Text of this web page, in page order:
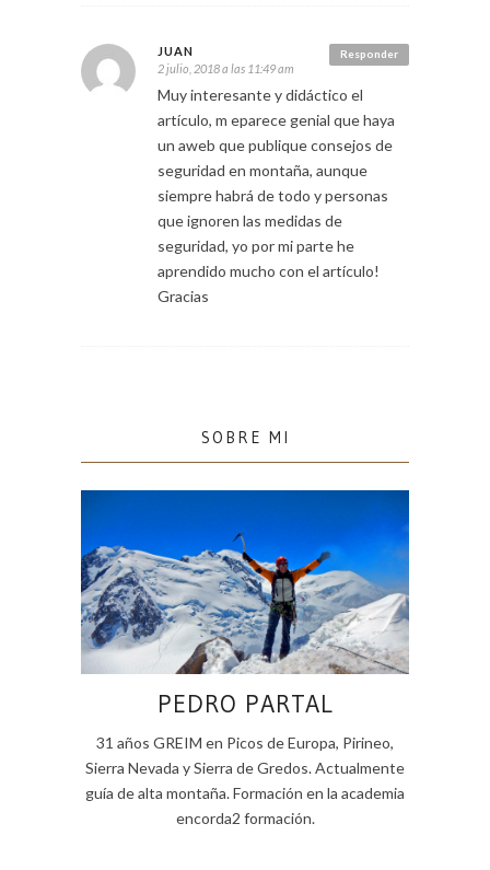
Responder
JUAN
2 julio, 2018 a las 11:49 am
Muy interesante y didáctico el
artículo, m eparece genial que haya
un aweb que publique consejos de
seguridad en montaña, aunque
siempre habrá de todo y personas
que ignoren las medidas de
seguridad, yo por mi parte he
aprendido mucho con el artículo!
Gracias
SOBRE MI
PEDRO PARTAL
31 años GREIM en Picos de Europa, Pirineo,
Sierra Nevada y Sierra de Gredos. Actualmente
guía de alta montaña. Formación en la academia
encorda2 formación.